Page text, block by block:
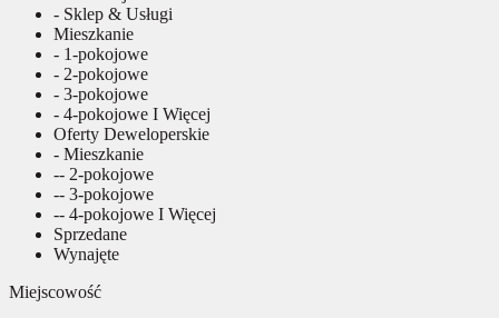
- Sklep & Usługi
Mieszkanie
- 1-pokojowe
- 2-pokojowe
- 3-pokojowe
- 4-pokojowe I Więcej
Oferty Deweloperskie
- Mieszkanie
-- 2-pokojowe
-- 3-pokojowe
-- 4-pokojowe I Więcej
Sprzedane
Wynajęte
Miejscowość